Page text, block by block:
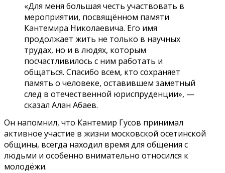
«Для меня большая честь участвовать в
мероприятии, посвящённом памяти
Кантемира Николаевича. Его имя
продолжает жить не только в научных
трудах, но и в людях, которым
посчастливилось с ним работать и
общаться. Спасибо всем, кто сохраняет
память о человеке, оставившем заметный
след в отечественной юриспруденции», —
сказал Алан Абаев.
Он напомнил, что Кантемир Гусов принимал
активное участие в жизни московской осетинской
общины, всегда находил время для общения с
людьми и особенно внимательно относился к
молодёжи.